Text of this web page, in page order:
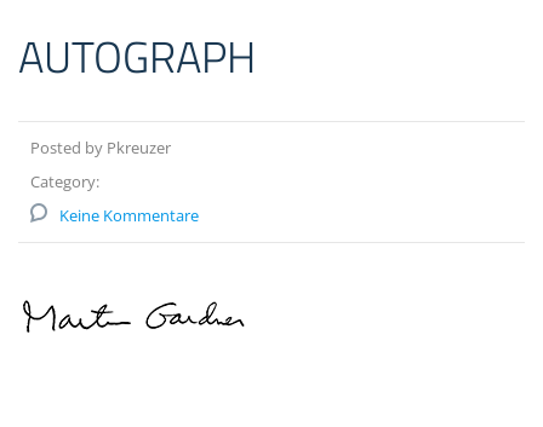
AUTOGRAPH
Posted by Pkreuzer
Category:
Keine Kommentare